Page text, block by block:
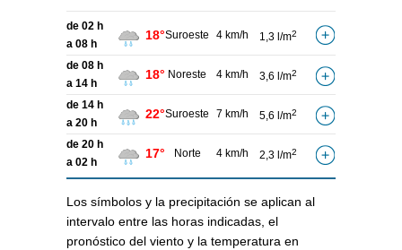
de 02 h
a 08 h
18°Suroeste 4 km/h 1,3 l/m2
de 08 h
a 14 h
18° Noreste 4 km/h 3,6 l/m2
de 14 h
a 20 h
22°Suroeste 7 km/h 5,6 l/m2
de 20 h
a 02 h
17° Norte 4 km/h 2,3 l/m2
Los símbolos y la precipitación se aplican al
intervalo entre las horas indicadas, el
pronóstico del viento y la temperatura en